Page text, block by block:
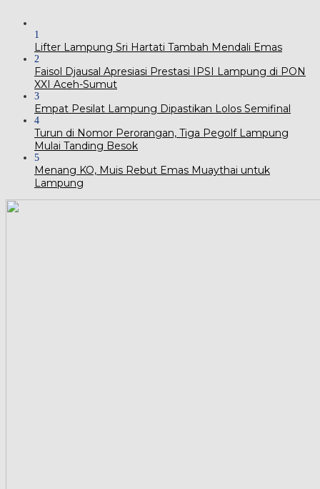
1
Lifter Lampung Sri Hartati Tambah Mendali Emas
2
Faisol Djausal Apresiasi Prestasi IPSI Lampung di PON
XXI Aceh-Sumut
3
Empat Pesilat Lampung Dipastikan Lolos Semifinal
4
Turun di Nomor Perorangan, Tiga Pegolf Lampung
Mulai Tanding Besok
5
Menang KO, Muis Rebut Emas Muaythai untuk
Lampung